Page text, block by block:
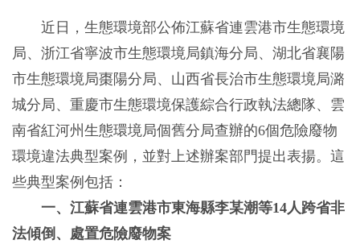
近日，生態環境部公佈江蘇省連雲港市生態環境
局、浙江省寧波市生態環境局鎮海分局、湖北省襄陽
市生態環境局棗陽分局、山西省長治市生態環境局潞
城分局、重慶市生態環境保護綜合行政執法總隊、雲
南省紅河州生態環境局個舊分局查辦的6個危險廢物
環境違法典型案例，並對上述辦案部門提出表揚。這
些典型案例包括：
一、江蘇省連雲港市東海縣李某潮等14人跨省非
法傾倒、處置危險廢物案